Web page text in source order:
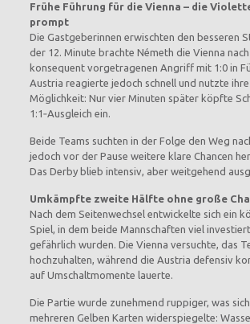
Frühe Führung für die Vienna – die
prompt
Die Gastgeberinnen erwischten den besseren
der 12. Minute brachte Németh die Vienna
konsequent vorgetragenen Angriff mit 1:0 in
Austria reagierte jedoch schnell und nutzte
Möglichkeit: Nur vier Minuten später köpfte
1:1‑Ausgleich ein.
Beide Teams suchten in der Folge den Weg
jedoch vor der Pause weitere klare Chancen
Das Derby blieb intensiv, aber weitgehend
Umkämpfte zweite Hälfte ohne große
Nach dem Seitenwechsel entwickelte sich ein
Spiel, in dem beide Mannschaften viel
gefährlich wurden. Die Vienna versuchte, das
hochzuhalten, während die Austria defensiv
auf Umschaltmomente lauerte.
Die Partie wurde zunehmend ruppiger, was
mehreren Gelben Karten widerspiegelte: